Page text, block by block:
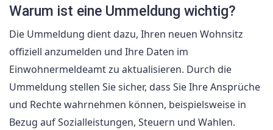
Warum ist eine Ummeldung wichtig?
Die Ummeldung dient dazu, Ihren neuen Wohnsitz
offiziell anzumelden und Ihre Daten im
Einwohnermeldeamt zu aktualisieren. Durch die
Ummeldung stellen Sie sicher, dass Sie Ihre Ansprüche
und Rechte wahrnehmen können, beispielsweise in
Bezug auf Sozialleistungen, Steuern und Wahlen.